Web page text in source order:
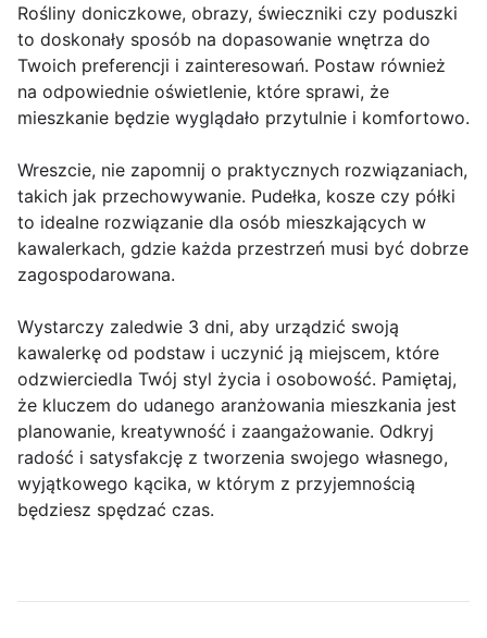
Rośliny doniczkowe, obrazy, świeczniki czy poduszki
to doskonały sposób na dopasowanie wnętrza do
Twoich preferencji i zainteresowań. Postaw również
na odpowiednie oświetlenie, które sprawi, że
mieszkanie będzie wyglądało przytulnie i komfortowo.
Wreszcie, nie zapomnij o praktycznych rozwiązaniach,
takich jak przechowywanie. Pudełka, kosze czy półki
to idealne rozwiązanie dla osób mieszkających w
kawalerkach, gdzie każda przestrzeń musi być dobrze
zagospodarowana.
Wystarczy zaledwie 3 dni, aby urządzić swoją
kawalerkę od podstaw i uczynić ją miejscem, które
odzwierciedla Twój styl życia i osobowość. Pamiętaj,
że kluczem do udanego aranżowania mieszkania jest
planowanie, kreatywność i zaangażowanie. Odkryj
radość i satysfakcję z tworzenia swojego własnego,
wyjątkowego kącika, w którym z przyjemnością
będziesz spędzać czas.